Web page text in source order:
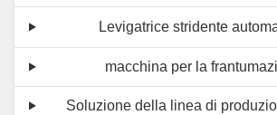
Levigatrice stridente
macchina per la
Soluzione della linea di